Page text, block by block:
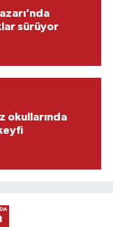
sürüyor
okullarında